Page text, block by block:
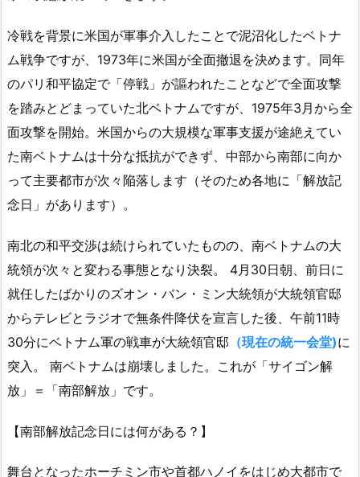
冷戦を背景に米国が軍事介入したことで泥沼化したベトナ
ム戦争ですが、1973年に米国が全面撤退を決めます。同年
のパリ和平協定で「停戦」が謳われたことなどで全面攻撃
を踏みとどまっていた北ベトナムですが、1975年3月から全
面攻撃を開始。米国からの大規模な軍事支援が途絶えてい
た南ベトナムは十分な抵抗ができず、中部から南部に向か
って主要都市が次々陥落します（そのため各地に「解放記
念日」があります）。
南北の和平交渉は続けられていたものの、南ベトナムの大
統領が次々と変わる事態となり決裂。 4月30日朝、前日に
就任したばかりのズオン・バン・ミン大統領が大統領官邸
からテレビとラジオで無条件降伏を宣言した後、午前11時
30分にベトナム軍の戦車が大統領官邸 （現在の統一会堂)に
突入。 南ベトナムは崩壊しました。これが「サイゴン解
放」＝「南部解放」です。
【南部解放記念日には何がある？】
舞台となったホーチミン市や首都ハノイをはじめ大都市で